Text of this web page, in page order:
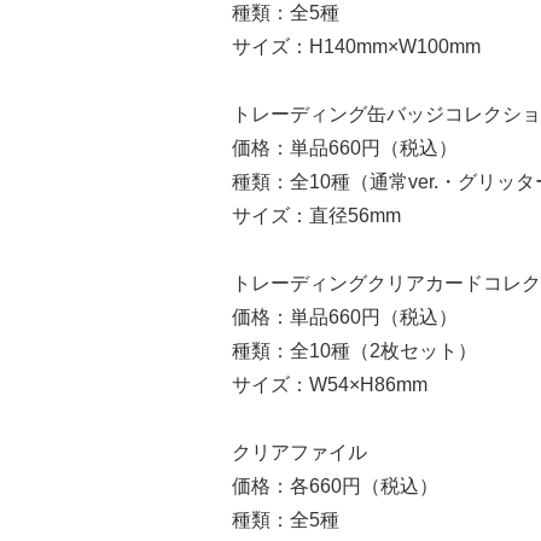
種類：全5種
サイズ：H140mm×W100mm
トレーディング缶バッジコレクシ
価格：単品660円（税込）
種類：全10種（通常ver.・グリッタ
サイズ：直径56mm
トレーディングクリアカードコレ
価格：単品660円（税込）
種類：全10種（2枚セット）
サイズ：W54×H86mm
クリアファイル
価格：各660円（税込）
種類：全5種